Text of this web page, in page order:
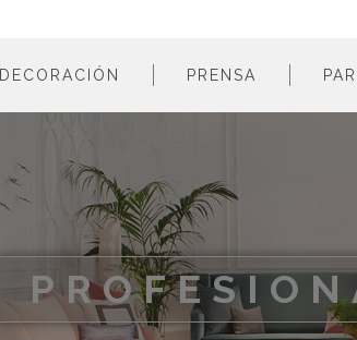
DECORACIÓN
colores
estilos
materiales
PRENSA